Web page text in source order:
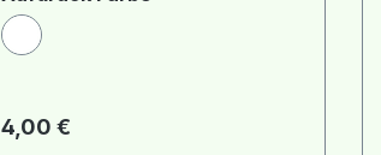
Weiß
Regulärer Preis:
4,00 €